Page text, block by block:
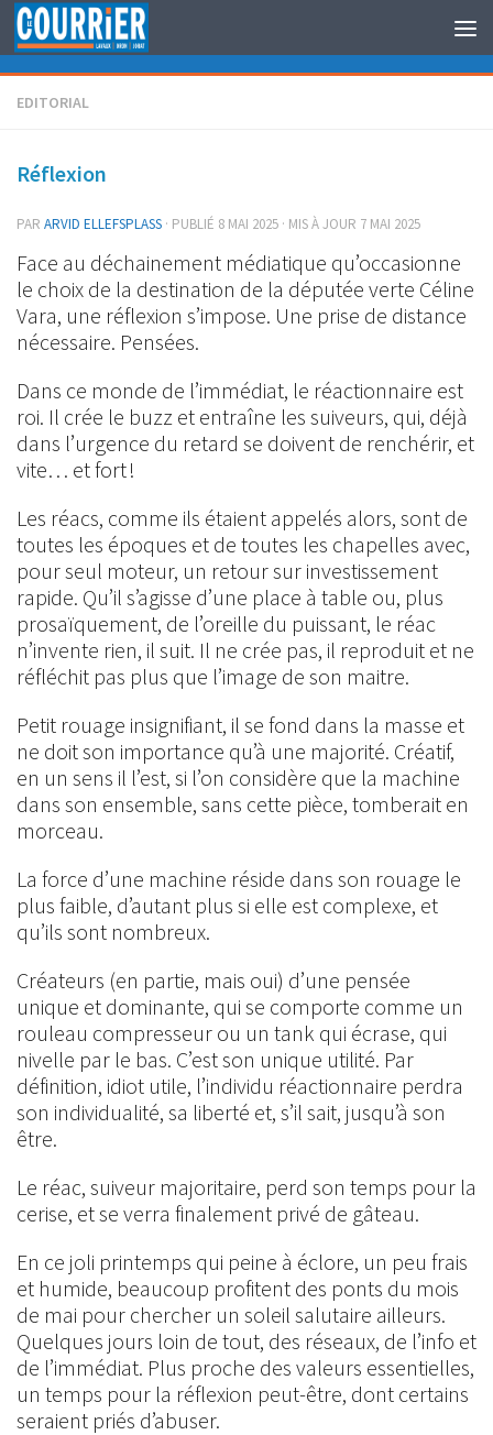
Au dessous du contenu
EDITORIAL
Réflexion
PAR ARVID ELLEFSPLASS · PUBLIÉ 8 MAI 2025 · MIS À JOUR 7 MAI 2025
Face au déchainement médiatique qu’occasionne
le choix de la destination de la députée verte Céline
Vara, une réflexion s’impose. Une prise de distance
nécessaire. Pensées.
Dans ce monde de l’immédiat, le réactionnaire est
roi. Il crée le buzz et entraîne les suiveurs, qui, déjà
dans l’urgence du retard se doivent de renchérir, et
vite… et fort !
Les réacs, comme ils étaient appelés alors, sont de
toutes les époques et de toutes les chapelles avec,
pour seul moteur, un retour sur investissement
rapide. Qu’il s’agisse d’une place à table ou, plus
prosaïquement, de l’oreille du puissant, le réac
n’invente rien, il suit. Il ne crée pas, il reproduit et ne
réfléchit pas plus que l’image de son maitre.
Petit rouage insignifiant, il se fond dans la masse et
ne doit son importance qu’à une majorité. Créatif,
en un sens il l’est, si l’on considère que la machine
dans son ensemble, sans cette pièce, tomberait en
morceau.
La force d’une machine réside dans son rouage le
plus faible, d’autant plus si elle est complexe, et
qu’ils sont nombreux.
Créateurs (en partie, mais oui) d’une pensée
unique et dominante, qui se comporte comme un
rouleau compresseur ou un tank qui écrase, qui
nivelle par le bas. C’est son unique utilité. Par
définition, idiot utile, l’individu réactionnaire perdra
son individualité, sa liberté et, s’il sait, jusqu’à son
être.
Le réac, suiveur majoritaire, perd son temps pour la
cerise, et se verra finalement privé de gâteau.
En ce joli printemps qui peine à éclore, un peu frais
et humide, beaucoup profitent des ponts du mois
de mai pour chercher un soleil salutaire ailleurs.
Quelques jours loin de tout, des réseaux, de l’info et
de l’immédiat. Plus proche des valeurs essentielles,
un temps pour la réflexion peut-être, dont certains
seraient priés d’abuser.